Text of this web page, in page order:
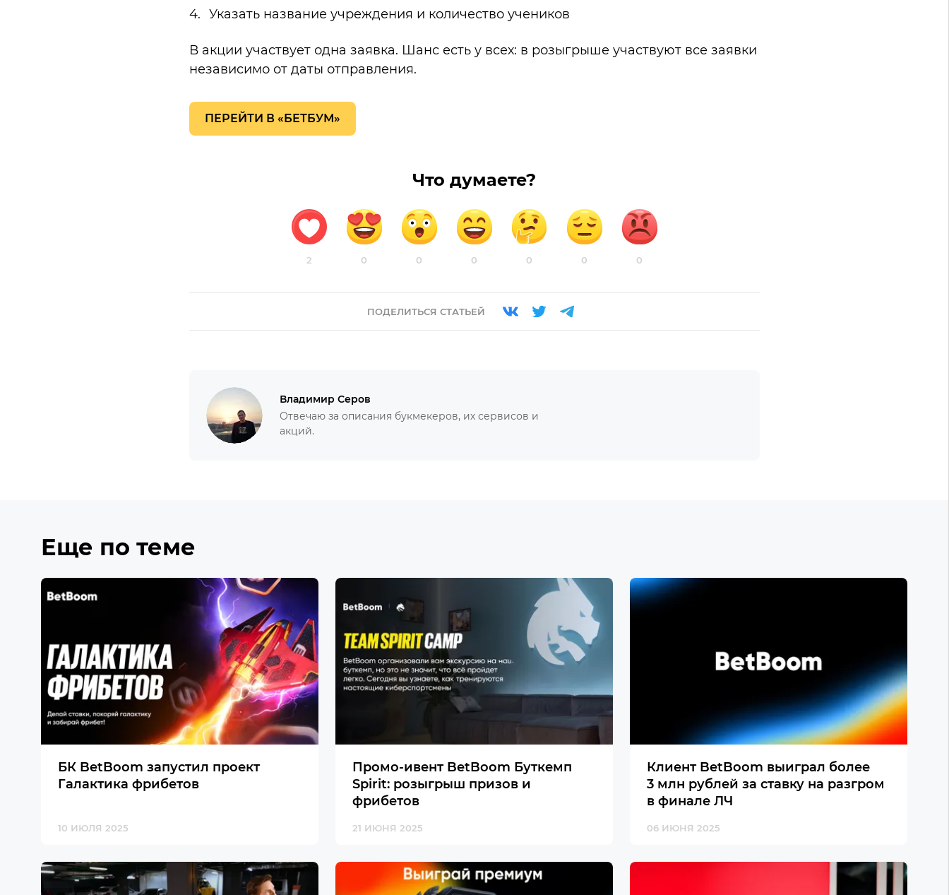
Указать название учреждения и количество учеников
В акции участвует одна заявка. Шанс есть у всех: в розыгрыше участвуют все заявки
независимо от даты отправления.
ПЕРЕЙТИ В «БЕТБУМ»
Что думаете?
2 0 0 0 0 0 0
ПОДЕЛИТЬСЯ СТАТЬЕЙ
Владимир Серов
Отвечаю за описания букмекеров, их сервисов и
акций.
Еще по теме
БК BetBoom запустил проект
Галактика фрибетов
10 ИЮЛЯ 2025
Промо-ивент BetBoom Буткемп
Spirit: розыгрыш призов и
фрибетов
21 ИЮНЯ 2025
Клиент BetBoom выиграл более
3 млн рублей за ставку на разгром
в финале ЛЧ
06 ИЮНЯ 2025